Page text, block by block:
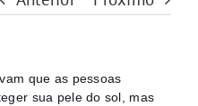
que as pessoas
sua pele do sol, mas